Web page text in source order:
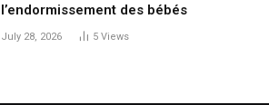
l’endormissement des bébés
July 28, 2026 5 Views